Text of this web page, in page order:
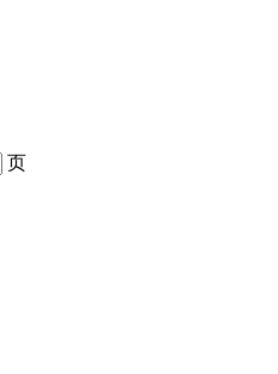
页